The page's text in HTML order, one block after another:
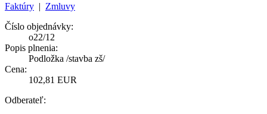
Faktúry | Zmluvy
Číslo objednávky:
o22/12
Popis plnenia:
Podložka /stavba zš/
Cena:
102,81 EUR
Odberateľ: